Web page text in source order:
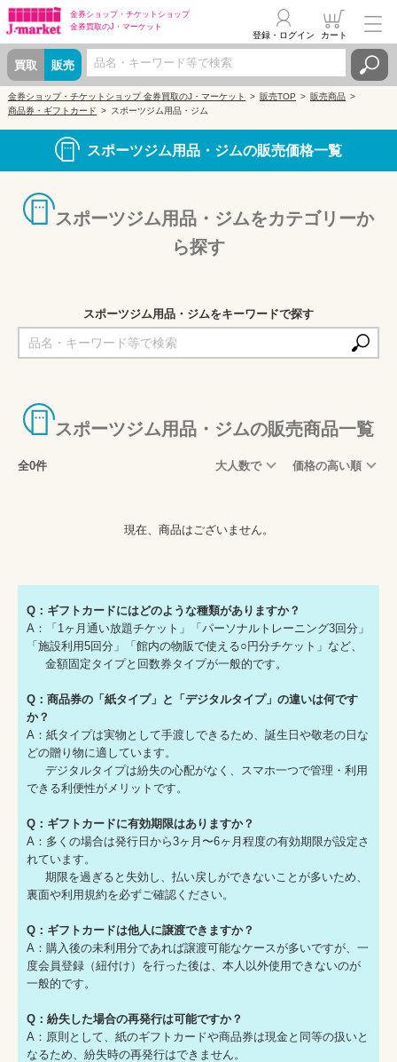
金券ショップ・ チケットショップ
金券買取のJ・マーケット
買取 販売
登録・ログイン カート
金券ショップ・チケットショップ 金券買取のJ・マーケット 販売TOP
販売商品
商品券・ギフトカード
スポーツジム用品・ジム
スポーツジム用品・ジムの販売価格一覧
スポーツジム用品・ジムをカテゴリーか
ら探す
スポーツジム用品・ジムをキーワードで探す
スポーツジム用品・ジムの販売商品一覧
全0件 大人数で 価格の高い順
現在、商品はございません。
Q：ギフトカードにはどのような種類がありますか？
A：「1ヶ月通い放題チケット」「パーソナルトレーニング3回分」
「施設利用5回分」「館内の物販で使える○円分チケット」など、
金額固定タイプと回数券タイプが一般的です。
Q：商品券の「紙タイプ」と「デジタルタイプ」の違いは何です
か？
A：紙タイプは実物として手渡しできるため、誕生日や敬老の日な
どの贈り物に適しています。
デジタルタイプは紛失の心配がなく、スマホ一つで管理・利用
できる利便性がメリットです。
Q：ギフトカードに有効期限はありますか？
A：多くの場合は発行日から3ヶ月〜6ヶ月程度の有効期限が設定さ
れています。
期限を過ぎると失効し、払い戻しができないことが多いため、
裏面や利用規約を必ずご確認ください。
Q：ギフトカードは他人に譲渡できますか？
A：購入後の未利用分であれば譲渡可能なケースが多いですが、一
度会員登録（紐付け）を行った後は、本人以外使用できないのが
一般的です。
Q：紛失した場合の再発行は可能ですか？
A：原則として、紙のギフトカードや商品券は現金と同等の扱いと
なるため、紛失時の再発行はできません。